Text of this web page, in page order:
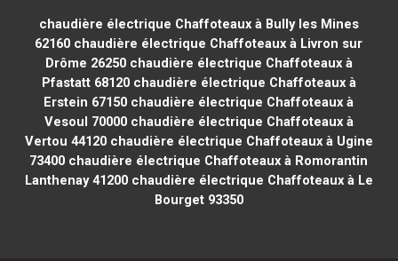
chaudière électrique Chaffoteaux à Bully les Mines
62160 chaudière électrique Chaffoteaux à Livron sur
Drôme 26250chaudière électrique Chaffoteaux à
Pfastatt 68120chaudière électrique Chaffoteaux à
Erstein 67150 chaudière électrique Chaffoteaux à
Vesoul 70000chaudière électrique Chaffoteaux à
Vertou 44120chaudière électrique Chaffoteaux à Ugine
73400 chaudière électrique Chaffoteaux à Romorantin
Lanthenay 41200chaudière électrique Chaffoteaux à Le
Bourget 93350